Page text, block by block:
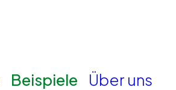
Beispiele Über uns